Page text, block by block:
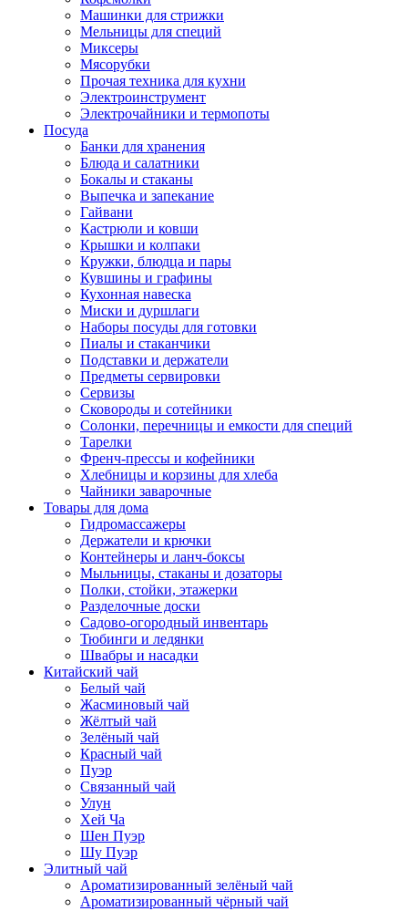
Машинки для стрижки
Мельницы для специй
Миксеры
Мясорубки
Прочая техника для кухни
Электроинструмент
Электрочайники и термопоты
Посуда
Банки для хранения
Блюда и салатники
Бокалы и стаканы
Выпечка и запекание
Гайвани
Кастрюли и ковши
Крышки и колпаки
Кружки, блюдца и пары
Кувшины и графины
Кухонная навеска
Миски и дуршлаги
Наборы посуды для готовки
Пиалы и стаканчики
Подставки и держатели
Предметы сервировки
Сервизы
Сковороды и сотейники
Солонки, перечницы и емкости для специй
Тарелки
Френч-прессы и кофейники
Хлебницы и корзины для хлеба
Чайники заварочные
Товары для дома
Гидромассажеры
Держатели и крючки
Контейнеры и ланч-боксы
Мыльницы, стаканы и дозаторы
Полки, стойки, этажерки
Разделочные доски
Садово-огородный инвентарь
Тюбинги и ледянки
Швабры и насадки
Китайский чай
Белый чай
Жасминовый чай
Жёлтый чай
Зелёный чай
Красный чай
Пуэр
Связанный чай
Улун
Хей Ча
Шен Пуэр
Шу Пуэр
Элитный чай
Ароматизированный зелёный чай
Ароматизированный чёрный чай